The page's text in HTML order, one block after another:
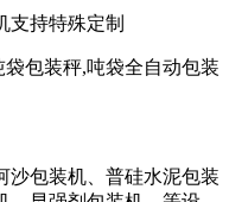
支持特殊定制
沙包装机、普硅水泥包装